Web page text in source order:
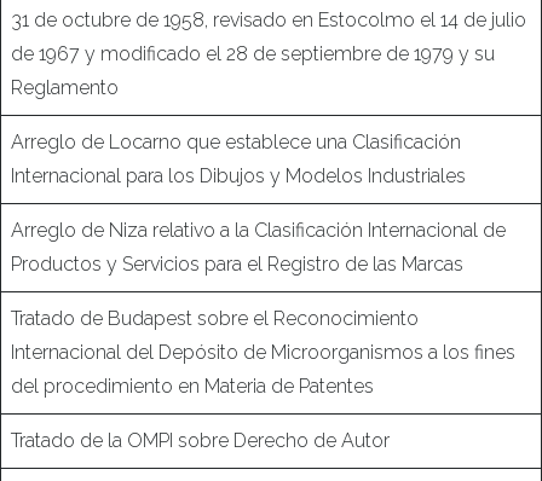
31 de octubre de 1958, revisado en Estocolmo el 14 de julio
de 1967 y modificado el 28 de septiembre de 1979 y su
Reglamento
Arreglo de Locarno que establece una Clasificación
Internacional para los Dibujos y Modelos Industriales
Arreglo de Niza relativo a la Clasificación Internacional de
Productos y Servicios para el Registro de las Marcas
Tratado de Budapest sobre el Reconocimiento
Internacional del Depósito de Microorganismos a los fines
del procedimiento en Materia de Patentes
Tratado de la OMPI sobre Derecho de Autor